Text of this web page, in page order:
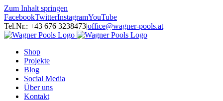
Zum Inhalt springen
FacebookTwitterInstagramYouTube
Tel.Nr.: +43 676 3238473|office@wagner-pools.at
Shop
Projekte
Blog
Social Media
Über uns
Kontakt